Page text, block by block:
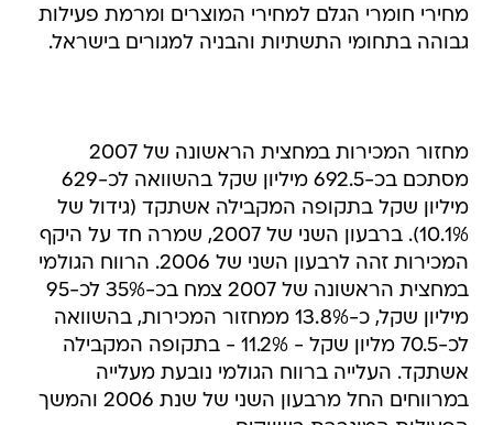
מחירי חומרי הגלם למחירי המוצרים ומרמת פעילות
גבוהה בתחומי התשתיות והבניה למגורים בישראל.
מחזור המכירות במחצית הראשונה של 2007
מסתכם בכ-692.5 מיליון שקל בהשוואה לכ-629
מיליון שקל בתקופה המקבילה אשתקד (גידול של
10.1%). ברבעון השני של 2007, שמרה חד על היקף
המכירות זהה לרבעון השני של 2006. הרווח הגולמי
במחצית הראשונה של 2007 צמח בכ-35% לכ-95
מיליון שקל, כ-13.8% ממחזור המכירות, בהשוואה
לכ-70.5 מליון שקל - 11.2% - בתקופה המקבילה
אשתקד. העלייה ברווח הגולמי נובעת מעלייה
במרווחים החל מרבעון השני של שנת 2006 והמשך